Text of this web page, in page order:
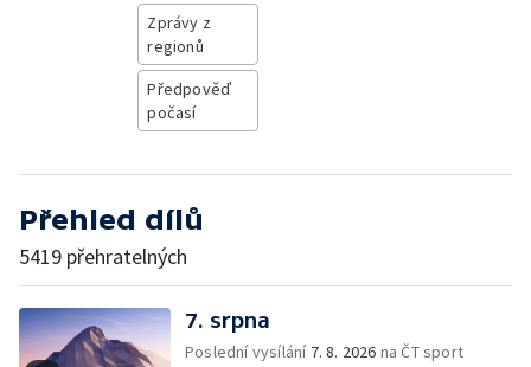
Zprávy z
regionů
Předpověď
počasí
Přehled dílů
5419 přehratelných
7. srpna
Poslední vysílání 7. 8. 2026 na ČT sport